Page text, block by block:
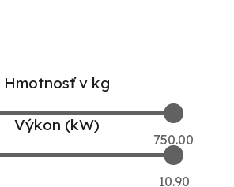
Hmotnosť v kg
750.00
Výkon (kW)
10.90